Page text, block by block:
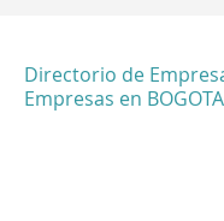
Directorio de
Empresas en